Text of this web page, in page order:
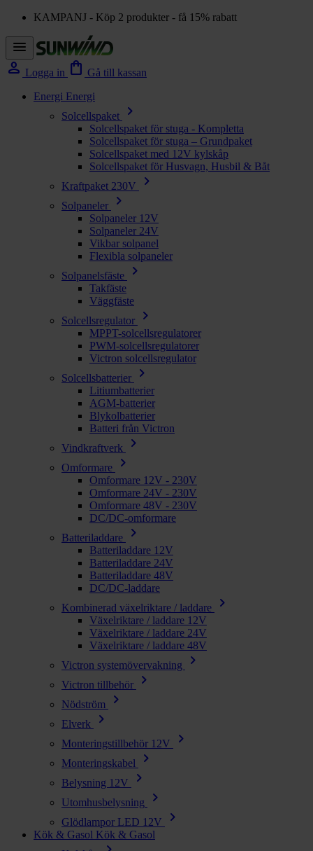
KAMPANJ - Köp 2 produkter - få 15% rabatt
menu
person Logga in shopping_bag Gå till kassan
Energi Energi
Solcellspaket
chevron_right
Solcellspaket för stuga - Kompletta
Solcellspaket för stuga – Grundpaket
Solcellspaket med 12V kylskåp
Solcellspaket för Husvagn, Husbil & Båt
Kraftpaket 230V
chevron_right
Solpaneler chevron_right
Solpaneler 12V
Solpaneler 24V
Vikbar solpanel
Flexibla solpaneler
Solpanelsfäste
chevron_right
Takfäste
Väggfäste
Solcellsregulator
chevron_right
MPPT-solcellsregulatorer
PWM-solcellsregulatorer
Victron solcellsregulator
Solcellsbatterier
chevron_right
Litiumbatterier
AGM-batterier
Blykolbatterier
Batteri från Victron
Vindkraftverk
chevron_right
Omformare chevron_right
Omformare 12V - 230V
Omformare 24V - 230V
Omformare 48V - 230V
DC/DC-omformare
Batteriladdare
chevron_right
Batteriladdare 12V
Batteriladdare 24V
Batteriladdare 48V
DC/DC-laddare
Kombinerad växelriktare / laddare
chevron_right
Växelriktare / laddare 12V
Växelriktare / laddare 24V
Växelriktare / laddare 48V
Victron systemövervakning
chevron_right
Victron tillbehör chevron_right
Nödström chevron_right
Elverk chevron_right
Monteringstillbehör 12V chevron_right
Monteringskabel chevron_right
Belysning 12V chevron_right
Utomhusbelysning chevron_right
Glödlampor LED 12V chevron_right
Kök & Gasol Kök & Gasol